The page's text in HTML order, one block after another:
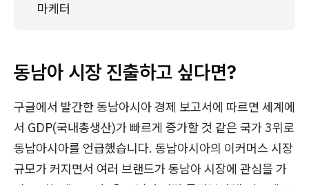
마케터
동남아 시장 진출하고 싶다면?
구글에서 발간한 동남아시아 경제 보고서에 따르면 세계에
서 GDP(국내총생산)가 빠르게 증가할 것 같은 국가 3위로
동남아시아를 언급했습니다. 동남아시아의 이커머스 시장
규모가 커지면서 여러 브랜드가 동남아 시장에 관심을 가